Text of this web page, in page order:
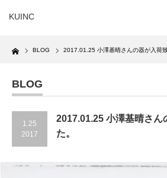
KUINC
Home BLOG 2017.01.25 小澤基晴さんの器が入荷致
BLOG
1.25
2017
2017.01.25 小澤基晴さん
た。